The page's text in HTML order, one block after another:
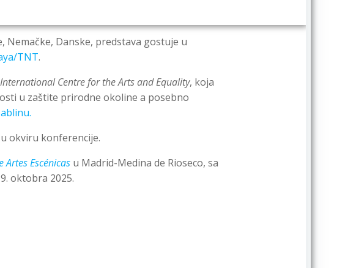
Nemačke, Danske, predstava gostuje u
TNT.
Centre for the Arts and Equality, koja
u zaštite prirodne okoline a posebno
okviru konferencije.
Escénicasu Madrid-Medina de Rioseco, sa
oktobra 2025.